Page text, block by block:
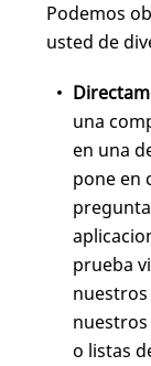
Podemos
usted de
una
en una
pone en
prueba
o listas